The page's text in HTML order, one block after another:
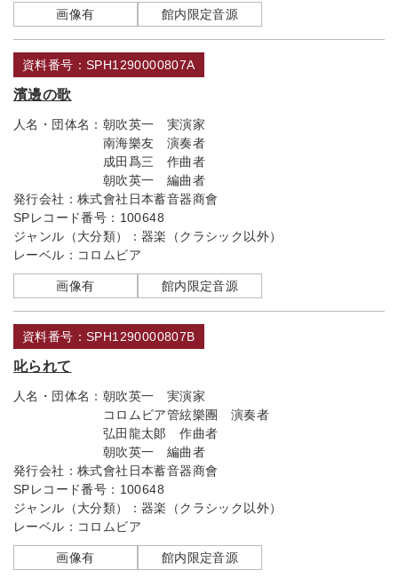
画像有 館内限定音源
資料番号：SPH1290000807A
濱邊の歌
人名・団体名： 朝吹英一 実演家
南海樂友 演奏者
成田爲三 作曲者
朝吹英一 編曲者
発行会社： 株式會社日本蓄音器商會
SPレコード番号： 100648
ジャンル（大分類）： 器楽（クラシック以外）
レーベル： コロムビア
画像有 館内限定音源
資料番号：SPH1290000807B
叱られて
人名・団体名： 朝吹英一 実演家
コロムビア管絃樂團 演奏者
弘田龍太郞 作曲者
朝吹英一 編曲者
発行会社： 株式會社日本蓄音器商會
SPレコード番号： 100648
ジャンル（大分類）： 器楽（クラシック以外）
レーベル： コロムビア
画像有 館内限定音源